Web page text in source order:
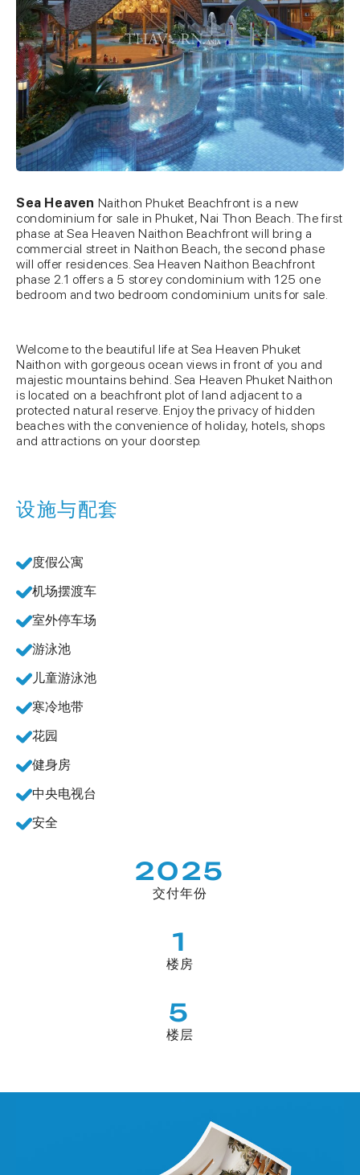
Sea Heaven Naithon Phuket Beachfront is a new
condominium for sale in Phuket, Nai Thon Beach. The first
phase at Sea Heaven Naithon Beachfront will bring a
commercial street in Naithon Beach, the second phase
will offer residences. Sea Heaven Naithon Beachfront
phase 2.1 offers a 5 storey condominium with 125 one
bedroom and two bedroom condominium units for sale.
Welcome to the beautiful life at Sea Heaven Phuket
Naithon with gorgeous ocean views in front of you and
majestic mountains behind. Sea Heaven Phuket Naithon
is located on a beachfront plot of land adjacent to a
protected natural reserve. Enjoy the privacy of hidden
beaches with the convenience of holiday, hotels, shops
and attractions on your doorstep.
设施与配套
度假公寓
机场摆渡车
室外停车场
游泳池
儿童游泳池
寒冷地带
花园
健身房
中央电视台
安全
2025
交付年份
1
楼房
5
楼层